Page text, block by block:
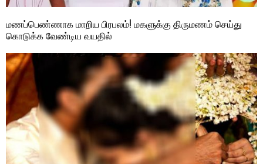
மணப்பெண்ணாக மாறிய பிரபலம்! மகளுக்கு திருமணம் செய்து
கொடுக்க வேண்டிய வயதில்